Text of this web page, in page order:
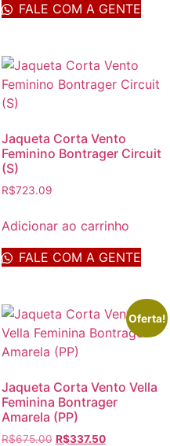
FALE COM A GENTE
Jaqueta Corta Vento
Feminino Bontrager Circuit
(S)
R$723.09
Adicionar ao carrinho
FALE COM A GENTE
Oferta!
Jaqueta Corta Vento Vella
Feminina Bontrager
Amarela (PP)
R$675.00 R$337.50